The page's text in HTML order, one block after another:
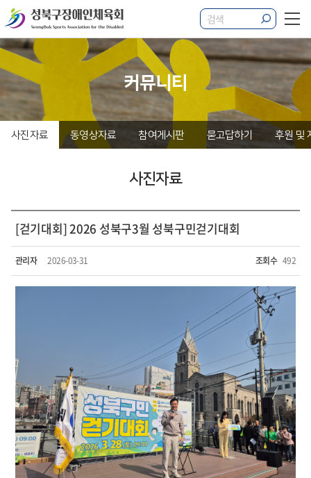
커뮤니티
사진자료 동영상자료 참여게시판 묻고답하기 후원 및
사진자료
[걷기대회] 2026 성북구3월 성북구민걷기대회
관리자 2026-03-31 조회수 492